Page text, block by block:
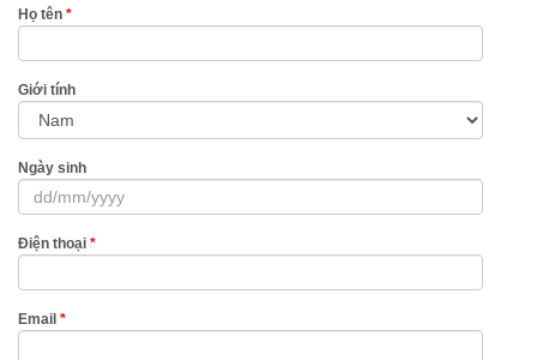
Họ tên *
Giới tính
Ngày sinh
Điện thoại *
Email *